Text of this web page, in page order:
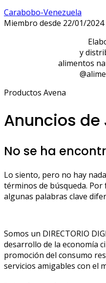
Carabobo-Venezuela
Miembro desde 22/01/2024
y
alimentos
Productos Avena
Anuncios
No se ha
Lo siento, pero no hay
términos de búsqueda.
algunas palabras clave
Somos un DIRECTORIO
desarrollo de la economía
promoción del consumo
servicios amigables con el